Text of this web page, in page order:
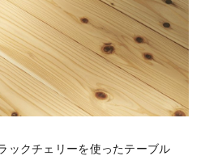
ックチェリーを使ったテーブル